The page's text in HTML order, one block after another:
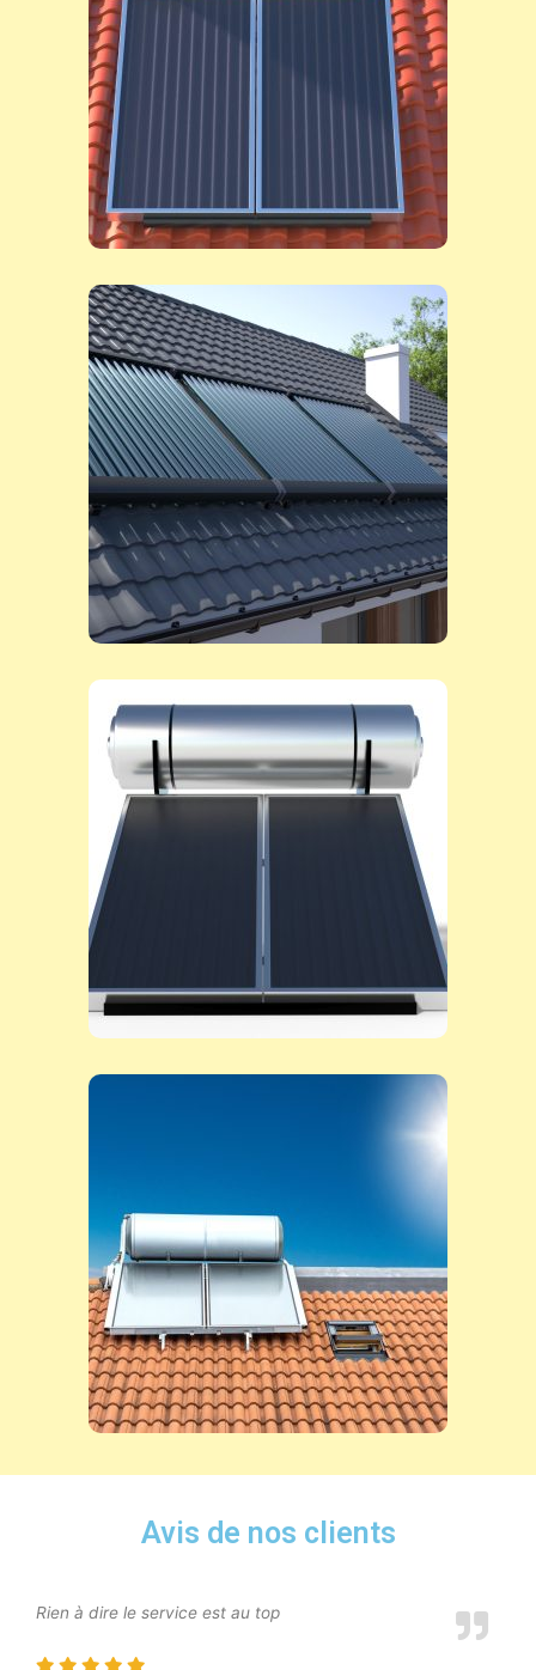
Avis de nos clients
Rien à dire le service est au top